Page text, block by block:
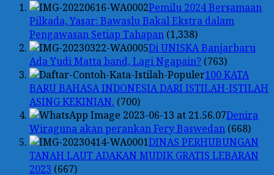
Pemilu 2024 Bersamaan
Pilkada, Yasar: Bawaslu Bakal Ekstra dalam
Pengawasan Setiap Tahapan (1,338)
Di UNISKA Banjarbaru
Ada Yudi Matta band, Lagi Ngapain? (763)
100 KATA
BARU BAHASA INDONESIA DARI ISTILAH-ISTILAH
ASING KEKINIAN. (700)
Denira
Wiraguna akan perankan Fery Baswedan (668)
DINAS PERHUBUNGAN
TANAH LAUT ADAKAN MUDIK GRATIS LEBARAN
2023 (667)